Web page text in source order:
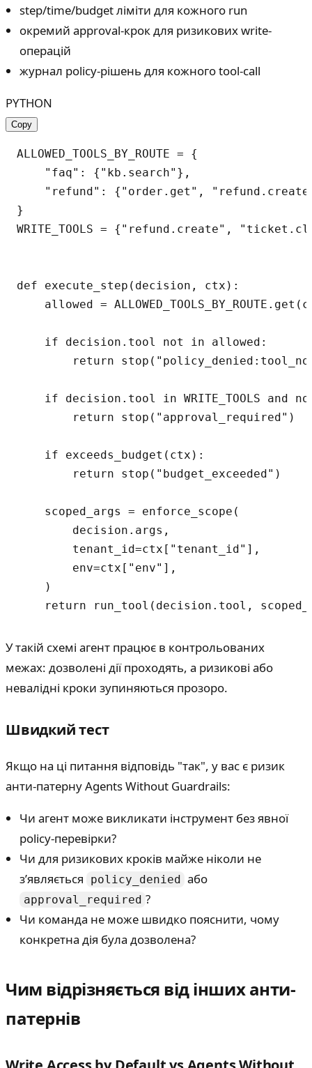
step/time/budget ліміти для кожного run
окремий approval-крок для ризикових write-
операцій
журнал policy-рішень для кожного tool-call
PYTHON
Copy
ALLOWED_TOOLS_BY_ROUTE = {
    "faq": {"kb.search"},
"refund": {"order.get",
}
WRITE_TOOLS = {"refund.create",
def execute_step(decision, ctx):
allowed =
    if decision.tool not in allowed:
return
if decision.tool in WRITE_TOOLS and
        return stop("approval_required")
    if exceeds_budget(ctx):
        return stop("budget_exceeded")
    scoped_args = enforce_scope(
        decision.args,
        tenant_id=ctx["tenant_id"],
        env=ctx["env"],
    )
У такій схемі агент працює в контрольованих
межах: дозволені дії проходять, а ризикові або
невалідні кроки зупиняються прозоро.
Швидкий тест
Якщо на ці питання відповідь "так", у вас є ризик
анти-патерну Agents Without Guardrails:
Чи агент може викликати інструмент без явної
policy-перевірки?
Чи для ризикових кроків майже ніколи не
з’являється
policy_denied або
approval_required ?
Чи команда не може швидко пояснити, чому
конкретна дія була дозволена?
Чим відрізняється від інших анти-
патернів